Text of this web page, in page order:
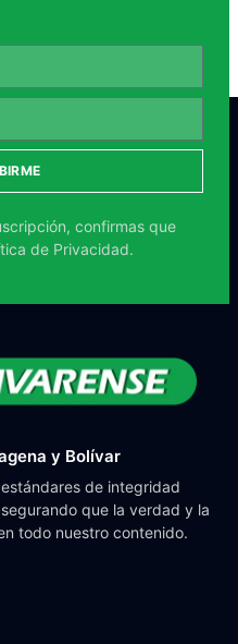
confirmas que
de Privacidad.
y Bolívar
de integridad
que la verdad y la
todo nuestro contenido.